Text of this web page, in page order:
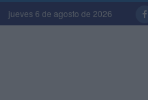
jueves 6 de agosto de 2026